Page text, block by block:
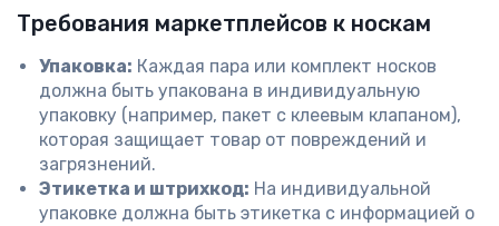
Требования маркетплейсов к носкам
Упаковка: Каждая пара или комплект носков
должна быть упакована в индивидуальную
упаковку (например, пакет с клеевым клапаном),
которая защищает товар от повреждений и
загрязнений.
Этикетка и штрихкод: На индивидуальной
упаковке должна быть этикетка с информацией о